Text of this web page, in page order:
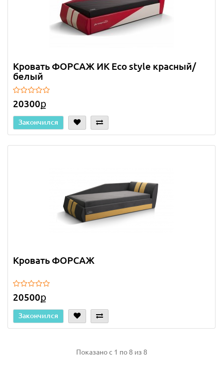
Кровать ФОРСАЖ ИК Eco style красный/
белый
20300ք
Закончился
Кровать ФОРСАЖ
20500ք
Закончился
Показано с 1 по 8 из 8